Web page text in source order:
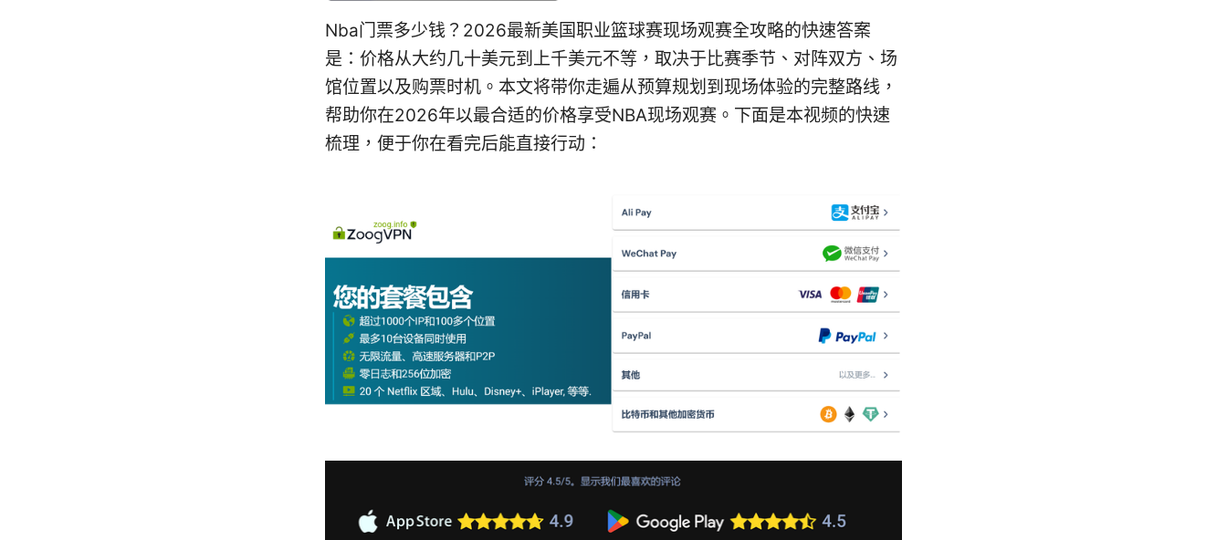
Nba门票多少钱？2026最新美国职业篮球赛现场观赛全攻略的快速答案
是：价格从大约几十美元到上千美元不等，取决于比赛季节、对阵双方、场
馆位置以及购票时机。本文将带你走遍从预算规划到现场体验的完整路线，
帮助你在2026年以最合适的价格享受NBA现场观赛。下面是本视频的快速
梳理，便于你在看完后能直接行动：